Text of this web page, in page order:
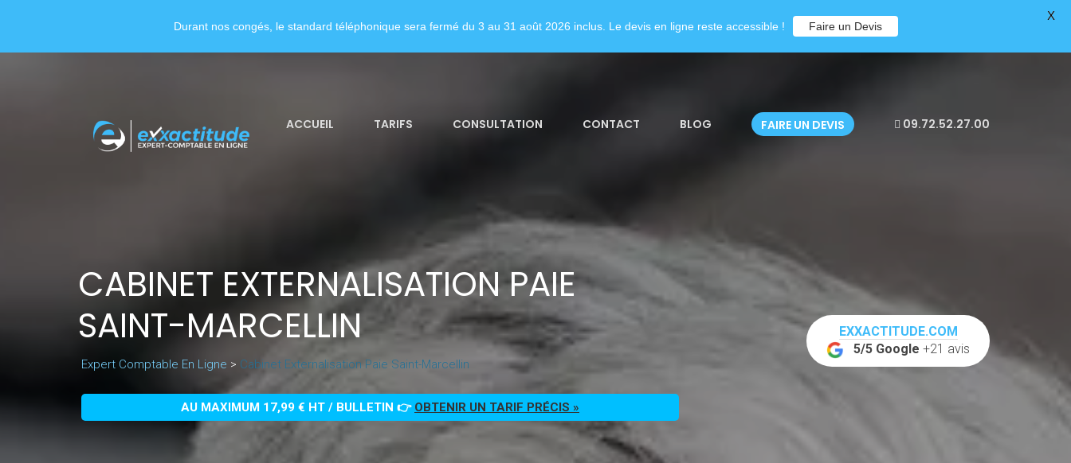
ACCUEIL TARIFS CONSULTATION CONTACT BLOG FAIRE UN DEVIS 09.72.52.27.00
CABINET EXTERNALISATION PAIE
SAINT-MARCELLIN
Expert Comptable En Ligne > Cabinet Externalisation Paie Saint-Marcellin
AU MAXIMUM 17,99 € HT / BULLETIN 👉 OBTENIR UN TARIF PRÉCIS »
EXXACTITUDE.COM
5/5 Google +21 avis
Durant nos congés, le standard téléphonique sera fermé du 3 au 31 août 2026 inclus. Le devis en ligne reste accessible ! Faire un Devis
X